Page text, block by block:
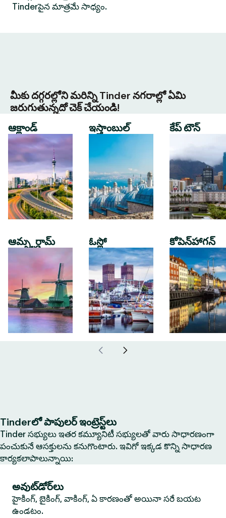
Tinderపైన మాత్రమే సాధ్యం.
మీకు దగ్గరల్లోని మరిన్ని Tinder నగరాల్లో ఏమి
జరుగుతున్నదో చెక్ చేయండి!
ఆక్లాండ్
ఆమ్స్టర్డామ్
ఇస్తాంబుల్
ఓస్లో
కేప్ టౌన్
కోపెన్‌హాగన్
Tinderలో పాపులర్ ఇంట్రెస్ట్‌లు
Tinder సభ్యులు ఇతర కమ్యూనిటీ సభ్యులతో వారు సాధారణంగా
పంచుకునే ఆసక్తులను కనుగొంటారు. ఇవిగో ఇక్కడ కొన్ని సాధారణ
కార్యకలాపాలున్నాయి:
అవుట్‌డోర్‌లు
హైకింగ్, బైకింగ్, వాకింగ్, ఏ కారణంతో అయినా సరే బయట
ఉండటం.